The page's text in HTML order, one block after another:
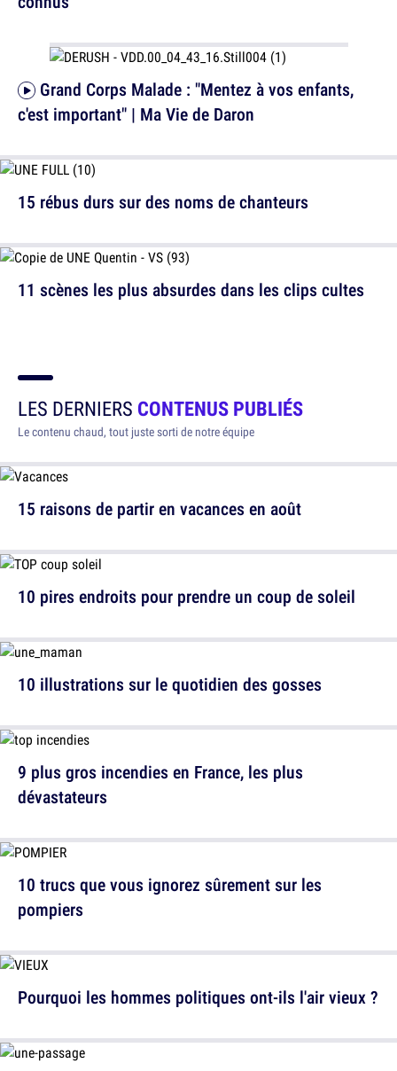
c'est important" | Ma Vie de Daron
15 rébus durs sur des noms de chanteurs
11 scènes les plus absurdes dans les clips cultes
LES DERNIERS CONTENUS PUBLIÉS
Le contenu chaud, tout juste sorti de notre équipe
15 raisons de partir en vacances en août
10 illustrations sur le quotidien des gosses
10 trucs que vous ignorez sûrement sur les
pompiers
10 pires endroits pour prendre un coup de soleil
9 plus gros incendies en France, les plus
dévastateurs
Pourquoi les hommes politiques ont-ils l'air vieux ?